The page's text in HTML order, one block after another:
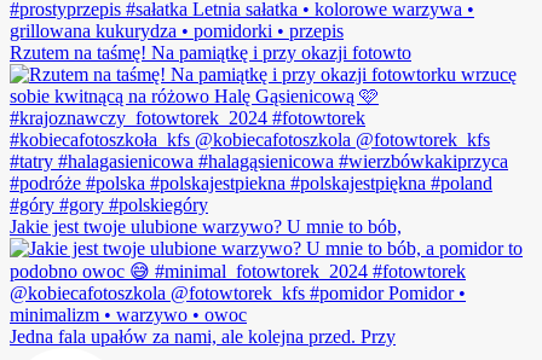
Rzutem na taśmę! Na pamiątkę i przy okazji fotowto
Jakie jest twoje ulubione warzywo? U mnie to bób,
Jedna fala upałów za nami, ale kolejna przed. Przy